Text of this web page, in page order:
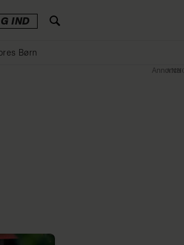
IND
Børn
Annonce